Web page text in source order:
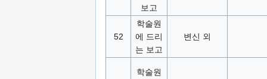
보고
52
학술원
에 드리
는 보고
변신 외
학술원